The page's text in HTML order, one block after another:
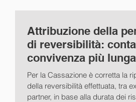
Attribuzione della
di reversibilità:
convivenza più lunga
(Cass. Civ. sez. I ord.
Per la Cassazione è corretta la
della reversibilità effettuata, tra ex
partner, in base alla durata dei